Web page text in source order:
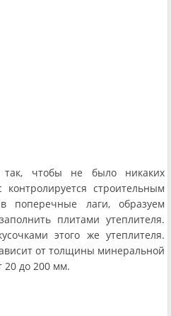
так, чтобы не было никаких
строительным
поперечные лаги, образуем
плитами утеплителя.
этого же утеплителя.
от толщины минеральной
20 до 200 мм.